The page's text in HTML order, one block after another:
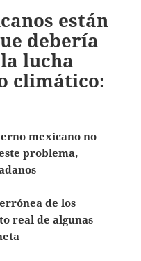
están
debería
lucha
climático:
mexicano no
problema,
de los
real de algunas